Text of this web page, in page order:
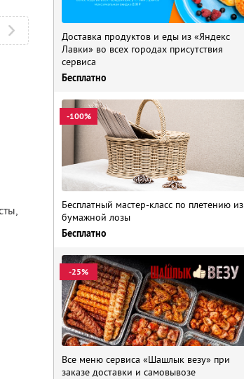
Доставка продуктов и еды из «Яндекс
Лавки» во всех городах присутствия
сервиса
Бесплатно
-100%
Бесплатный мастер-класс по плетению из
бумажной лозы
Бесплатно
-25%
Все меню сервиса «Шашлык везу» при
заказе доставки и самовывозе